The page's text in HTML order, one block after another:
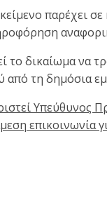
παρέχει
το δικαίωμα να
από τη
Υπεύθυνος